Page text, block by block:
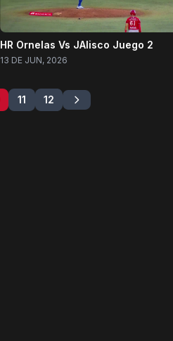
HR Ornelas Vs JAlisco Juego 2
13 DE JUN, 2026
11 12